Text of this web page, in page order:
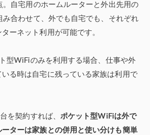
。自宅用のホームルーターと外出先用の
合わせて、外でも自宅でも、それぞれ
ーネット利用が可能です。
型WiFiのみを利用する場合、仕事や外
る時は自宅に残っている家族は利用で
を契約すれば、 ポケット型WiFiは外で
ターは家族との併用と使い分けも簡単